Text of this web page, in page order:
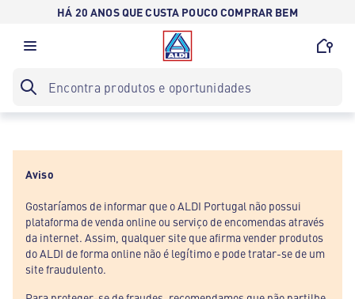
HÁ 20 ANOS QUE CUSTA POUCO COMPRAR BEM
Aviso
Gostaríamos de informar que o ALDI Portugal não possui
plataforma de venda online ou serviço de encomendas através
da internet. Assim, qualquer site que afirma vender produtos
do ALDI de forma online não é legítimo e pode tratar-se de um
site fraudulento.